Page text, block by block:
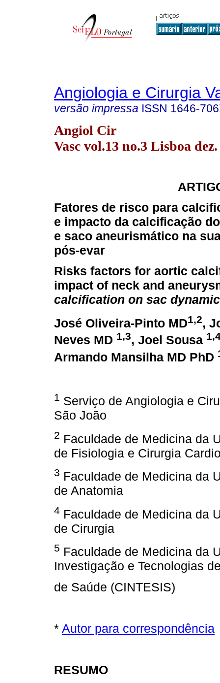
Angiologia e Cirurgia
versão impressa ISSN 1646-
Angiol Cir
Vasc vol.13 no.3 Lisboa
Fatores de risco para
e impacto da calcificação
e saco aneurismático na
pós-evar
Risks factors for aortic
impact of neck and
calcification on sac
José Oliveira-Pinto MD1,2,
Neves MD 1,3, Joel Sousa
Armando Mansilha MD PhD
1 Serviço de Angiologia e
São João
2 Faculdade de Medicina da
de Fisiologia e Cirurgia
3 Faculdade de Medicina da
de Anatomia
4 Faculdade de Medicina da
de Cirurgia
5 Faculdade de Medicina da
Investigação e Tecnologias
de Saúde (CINTESIS)
* Autor para correspondência
RESUMO